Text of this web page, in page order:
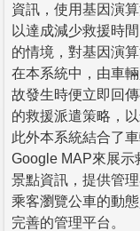
資訊，使用基因演
以達成減少救援時
的情境，對基因演
在本系統中，由車
故發生時便立即回
的救援派遣策略，
此外本系統結合了
Google MAP來展示
景點資訊，提供管
乘客瀏覽公車的動
完善的管理平台。